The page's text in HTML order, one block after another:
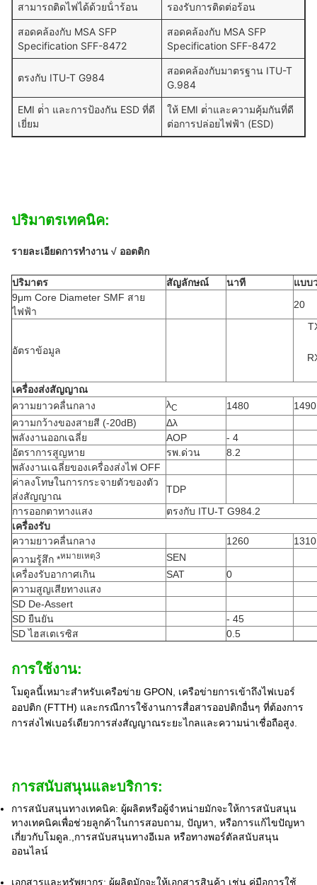
สามารถติดไฟได้ด้วยน้ําร้อน รองรับการติดต่อร้อน
สอดคล้องกับ MSA SFP
Specification SFF-8472
สอดคล้องกับ MSA SFP
Specification SFF-8472
ตรงกับ ITU-T G984
สอดคล้องกับมาตรฐาน ITU-T
G.984
EMI ต่ํา และการป้องกัน ESD ที่ดี
เยี่ยม
ให้ EMI ต่ําและความคุ้มกันที่ดี
ต่อการปล่อยไฟฟ้า (ESD)
ปริมาตรเทคนิค:
รายละเอียดการทํางาน √ ออตติก
ปริมาตร สัญลักษณ์ นาที
แบบ
9μm Core Diameter SMF สาย
ไฟฟ้า
20
อัตราข้อมูล
เครื่องส่งสัญญาณ
ความยาวคลื่นกลาง
λC 1480
1490
ความกว้างของสายสี (-20dB)
Δλ
พลังงานออกเฉลี่ย
AOP
- 4
อัตราการสูญหาย
รพ.ด่วน
8.2
พลังงานเฉลี่ยของเครื่องส่งไฟ OFF
ค่าลงโทษในการกระจายตัวของตัว
ส่งสัญญาณ
TDP
การออกตาทางแสง
ตรงกับ ITU-T G984.2
เครื่องรับ
ความยาวคลื่นกลาง
1260
1310
ความรู้สึก *หมายเหตุ3
SEN
เครื่องรับอากาศเกิน
SAT
0
ความสูญเสียทางแสง
SD De-Assert
SD ยืนยัน
- 45
SD ไฮสเตเรซิส
0.5
การใช้งาน:
โมดูลนี้เหมาะสําหรับเครือข่าย GPON, เครือข่ายการเข้าถึงไฟเบอร์
ออปติก (FTTH) และกรณีการใช้งานการสื่อสารออปติกอื่นๆ ที่ต้องการ
การส่งไฟเบอร์เดียวการส่งสัญญาณระยะไกลและความน่าเชื่อถือสูง.
การสนับสนุนและบริการ:
การสนับสนุนทางเทคนิค: ผู้ผลิตหรือผู้จําหน่ายมักจะให้การสนับสนุน
ทางเทคนิคเพื่อช่วยลูกค้าในการสอบถาม, ปัญหา, หรือการแก้ไขปัญหา
เกี่ยวกับโมดูล.,การสนับสนุนทางอีเมล หรือทางพอร์ตัลสนับสนุน
ออนไลน์
เอกสารและทรัพยากร: ผู้ผลิตมักจะให้เอกสารสินค้า เช่น คู่มือการใช้